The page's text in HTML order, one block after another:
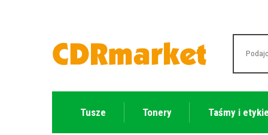
Tusze Tonery Taśmy i